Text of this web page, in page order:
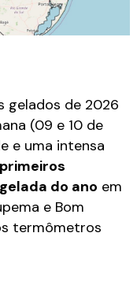
gelados de 2026
(09 e 10 de
e uma intensa
primeiros
do ano em
e Bom
termômetros